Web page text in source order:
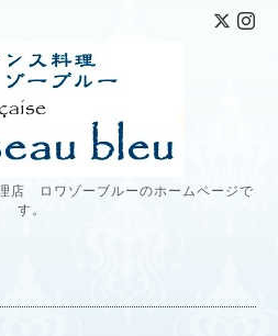
ロワゾーブルーのホームページで
す。